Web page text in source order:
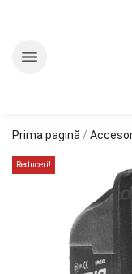
Prima pagină /
Reduceri!